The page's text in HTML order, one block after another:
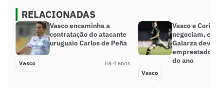
RELACIONADAS
Vasco encaminha a
contratação do atacante
uruguaio Carlos de Peña
Vasco Há 4 anos
Vasco e
negociam, e
Galarza deve
emprestado
do ano
Vasco